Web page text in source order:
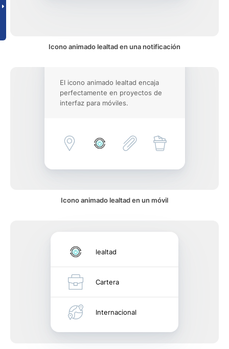
Icono animado lealtad en una notificación
El icono animado lealtad encaja
perfectamente en proyectos de
interfaz para móviles.
Icono animado lealtad en un móvil
lealtad
Cartera
Internacional